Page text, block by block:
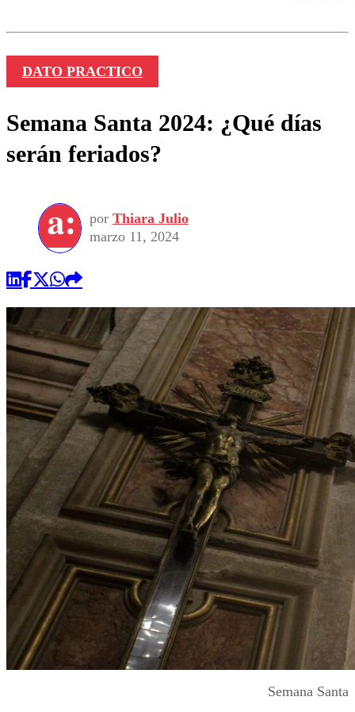
DATO PRACTICO
Semana Santa 2024: ¿Qué días
serán feriados?
por Thiara Julio
marzo 11, 2024
Semana Santa